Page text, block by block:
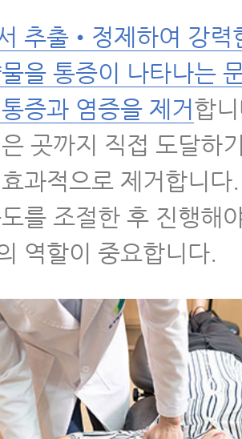
추출•정제하여 강력
을 통증이 나타나는
증과 염증을 제거합
곳까지 직접 도달하
과적으로 제거합니다
를 조절한 후 진행해
역할이 중요합니다.